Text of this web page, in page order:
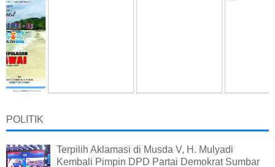
POLITIK
Terpilih Aklamasi di Musda V, H. Mulyadi
Kembali Pimpin DPD Partai Demokrat Sumbar